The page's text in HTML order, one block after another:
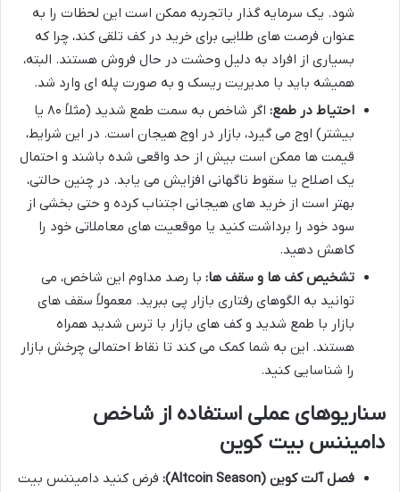
شود. یک سرمایه گذار باتجربه ممکن است این لحظات را به
عنوان فرصت های طلایی برای خرید در کف تلقی کند، چرا که
بسیاری از افراد به دلیل وحشت در حال فروش هستند. البته،
همیشه باید با مدیریت ریسک و به صورت پله ای وارد شد.
احتیاط در طمع:
اگر شاخص به سمت طمع شدید (مثلاً ۸۰ یا
بیشتر) اوج می گیرد، بازار در اوج هیجان است. در این شرایط،
قیمت ها ممکن است بیش از حد واقعی شده باشند و احتمال
یک اصلاح یا سقوط ناگهانی افزایش می یابد. در چنین حالتی،
بهتر است از خرید های هیجانی اجتناب کرده و حتی بخشی از
سود خود را برداشت کنید یا موقعیت های معاملاتی خود را
کاهش دهید.
تشخیص کف ها و سقف ها: با رصد مداوم این شاخص، می
توانید به الگوهای رفتاری بازار پی ببرید. معمولاً سقف های
بازار با طمع شدید و کف های بازار با ترس شدید همراه
هستند. این به شما کمک می کند تا نقاط احتمالی چرخش بازار
را شناسایی کنید.
سناریوهای عملی استفاده از شاخص
دامیننس بیت کوین
فصل آلت کوین (Altcoin Season):
فرض کنید دامیننس بیت